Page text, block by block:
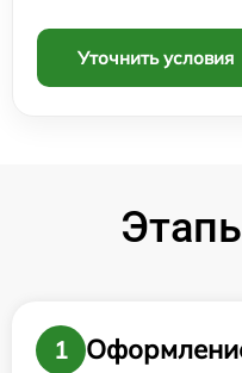
Уточнить условия
1